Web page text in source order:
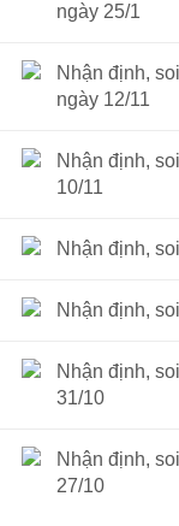
ngày 25/1
Nhận định,
ngày 12/11
Nhận định,
10/11
Nhận định,
Nhận định,
Nhận định,
31/10
Nhận định,
27/10